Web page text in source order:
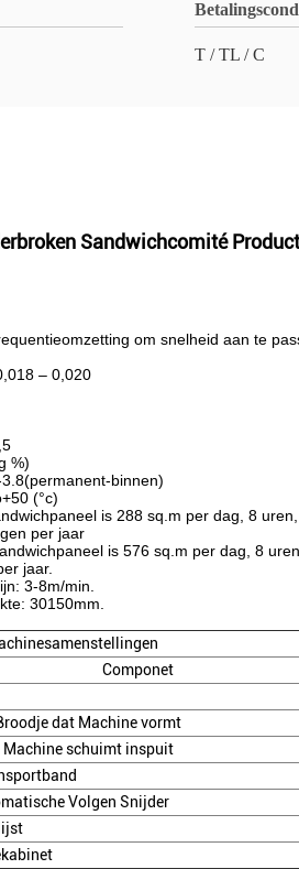
T / TL / C
Sandwichcomité
om snelheid aan te
– 0,020
%)
binnen)
(°c)
is 288 sq.m per dag, 8
per jaar
is 576 sq.m per dag, 8
jaar.
3-8m/min.
30150mm.
Componet
dat Machine vormt
Machine schuimt inspuit
Volgen Snijder